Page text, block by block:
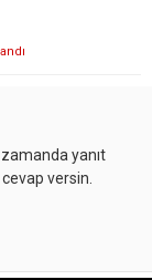
zamanda yanıt
versin.